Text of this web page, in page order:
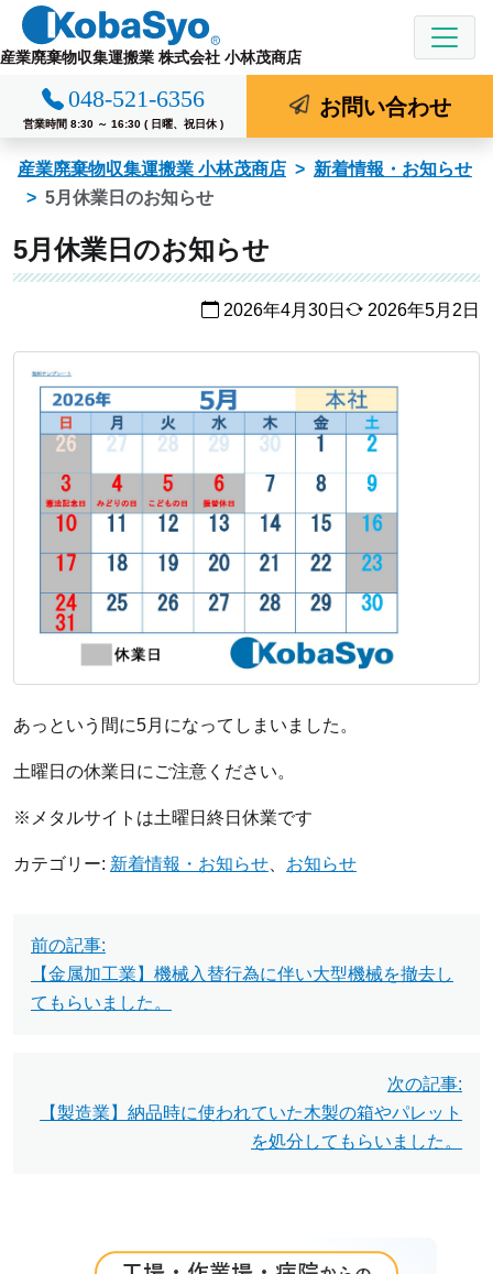
テ
ッ
プ
産業廃棄物収集運搬業 株式会社 小林茂商店
048-521-6356
営業時間 8:30 ～ 16:30 ( 日曜、祝日休 )
お問い合わせ
産業廃棄物収集運搬業 小林茂商店
新着情報・お知らせ
5月休業日のお知らせ
5月休業日のお知らせ
2026年4月30日 2026年5月2日
あっという間に5月になってしまいました。
土曜日の休業日にご注意ください。
※メタルサイトは土曜日終日休業です
カテゴリー: 新着情報・お知らせ お知らせ
投
稿
ナ
前の記事:
【金属加工業】機械入替行為に伴い大型機械を撤去し
てもらいました。
次の記事:
【製造業】納品時に使われていた木製の箱やパレット
を処分してもらいました。